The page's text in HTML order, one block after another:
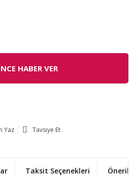
HABER VER
Yaz Tavsiye Et
Taksit Seçenekleri